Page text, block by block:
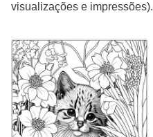
visualizações e impressões).